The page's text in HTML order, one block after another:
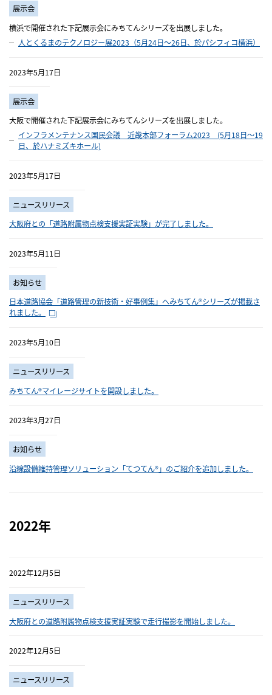
展示会
横浜で開催された下記展示会にみちてんシリーズを出展しました。
人とくるまのテクノロジー展2023（5月24日～26日、於パシフィコ横浜）
2023年5月17日
展示会
大阪で開催された下記展示会にみちてんシリーズを出展しました。
インフラメンテナンス国民会議 近畿本部フォーラム2023 (5月18日～19
日、於ハナミズキホール)
2023年5月17日
ニュースリリース
大阪府との「道路附属物点検支援実証実験」が完了しました。
2023年5月11日
お知らせ
日本道路協会「道路管理の新技術・好事例集」へみちてん®シリーズが掲載さ
れました。
2023年5月10日
ニュースリリース
みちてん®マイレージサイトを開設しました。
2023年3月27日
お知らせ
沿線設備維持管理ソリューション「てつてん®」のご紹介を追加しました。
2022年
2022年12月5日
ニュースリリース
大阪府との道路附属物点検支援実証実験で走行撮影を開始しました。
2022年12月5日
ニュースリリース